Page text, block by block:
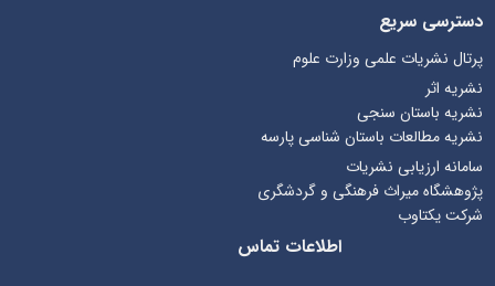
دسترسی سریع
پرتال نشریات علمی وزارت علوم
نشریه اثر
نشریه باستان سنجی
نشریه مطالعات باستان شناسی پارسه
سامانه ارزیابی نشریات
پژوهشگاه میراث فرهنگی و گردشگری
شرکت یکتاوب
اطلاعات تماس